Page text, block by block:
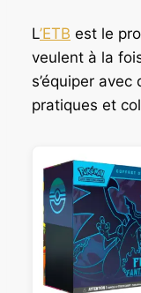
L’ETB est le
veulent à la
s’équiper
pratiques et